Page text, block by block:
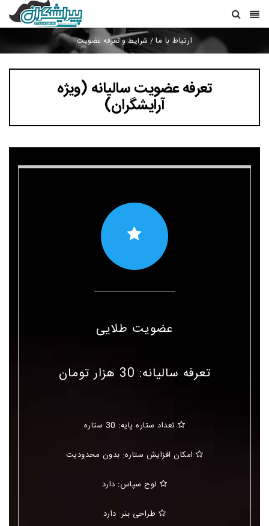
ارتباط با ما / شرایط و تعرفه عضویت
تعرفه عضویت سالیانه (ویژه
آرایشگران)
عضویت طلایی
تعرفه سالیانه: 30 هزار تومان
تعداد ستاره پایه: 30 ستاره
امکان افزایش ستاره: بدون محدودیت
لوح سپاس: دارد
طراحی بنر: دارد